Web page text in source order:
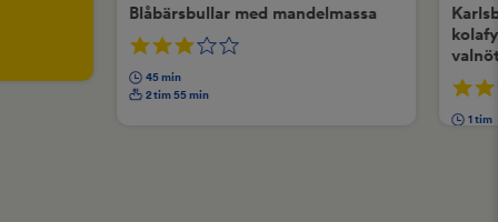
Blåbärsbullar med mandelmassa
45 min
2 tim 55 min
1 tim